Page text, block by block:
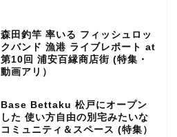
森田釣竿 率いる フィッシュロッ
クバンド 漁港 ライブレポート at
第10回 浦安百縁商店街 (特集・
動画アリ）
Base Bettaku 松戸にオープン
した 使い方自由の別宅みたいな
コミュニティ＆スペース (特集）